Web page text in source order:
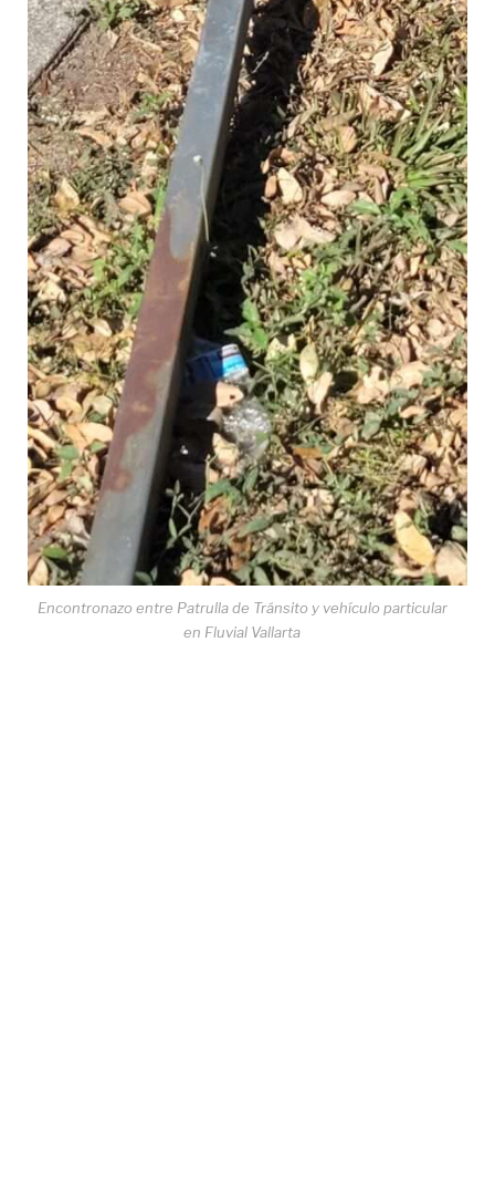
Encontronazo entre Patrulla de Tránsito y vehículo particular
en Fluvial Vallarta